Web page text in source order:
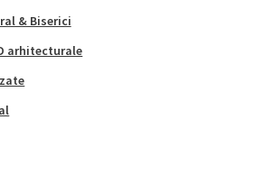
& Biserici
arhitecturale